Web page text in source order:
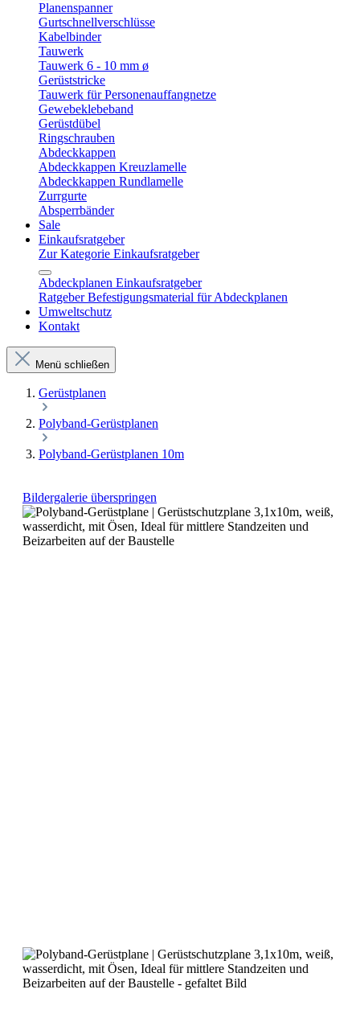
Planenspanner
Gurtschnellverschlüsse
Kabelbinder
Tauwerk
Tauwerk 6 - 10 mm ø
Gerüststricke
Tauwerk für Personenauffangnetze
Gewebeklebeband
Gerüstdübel
Ringschrauben
Abdeckkappen
Abdeckkappen Kreuzlamelle
Abdeckkappen Rundlamelle
Zurrgurte
Absperrbänder
Sale
Einkaufsratgeber
Zur Kategorie Einkaufsratgeber
Abdeckplanen Einkaufsratgeber
Ratgeber Befestigungsmaterial für Abdeckplanen
Umweltschutz
Kontakt
Menü schließen
Gerüstplanen
Polyband-Gerüstplanen
Polyband-Gerüstplanen 10m
Bildergalerie überspringen